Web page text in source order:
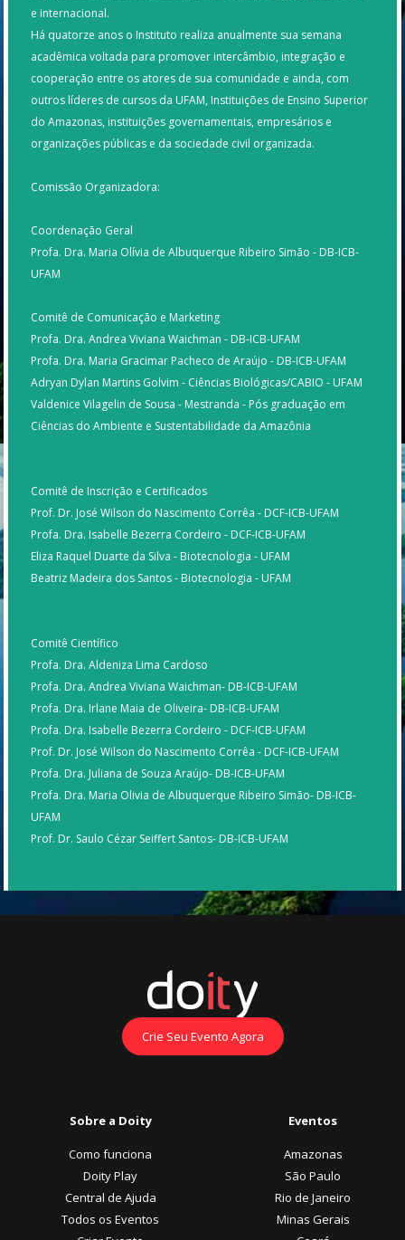
e internacional.
Há quatorze anos o Instituto realiza anualmente sua semana
acadêmica voltada para promover intercâmbio, integração e
cooperação entre os atores de sua comunidade e ainda, com
outros líderes de cursos da UFAM, Instituições de Ensino Superior
do Amazonas, instituições governamentais, empresários e
organizações públicas e da sociedade civil organizada.
Comissão Organizadora:
Coordenação Geral
Profa. Dra. Maria Olívia de Albuquerque Ribeiro Simão - DB-ICB-
UFAM
Comitê de Comunicação e Marketing
Profa. Dra. Andrea Viviana Waichman - DB-ICB-UFAM
Profa. Dra. Maria Gracimar Pacheco de Araújo - DB-ICB-UFAM
Adryan Dylan Martins Golvim - Ciências Biológicas/CABIO - UFAM
Valdenice Vilagelin de Sousa - Mestranda - Pós graduação em
Ciências do Ambiente e Sustentabilidade da Amazônia
Comitê de Inscrição e Certificados
Prof. Dr. José Wilson do Nascimento Corrêa - DCF-ICB-UFAM
Profa. Dra. Isabelle Bezerra Cordeiro - DCF-ICB-UFAM
Eliza Raquel Duarte da Silva - Biotecnologia - UFAM
Beatriz Madeira dos Santos - Biotecnologia - UFAM
Comitê Científico
Profa. Dra. Aldeniza Lima Cardoso
Profa. Dra. Andrea Viviana Waichman- DB-ICB-UFAM
Profa. Dra. Irlane Maia de Oliveira- DB-ICB-UFAM
Profa. Dra. Isabelle Bezerra Cordeiro - DCF-ICB-UFAM
Prof. Dr. José Wilson do Nascimento Corrêa - DCF-ICB-UFAM
Profa. Dra. Juliana de Souza Araújo- DB-ICB-UFAM
Profa. Dra. Maria Olivia de Albuquerque Ribeiro Simão- DB-ICB-
UFAM
Prof. Dr. Saulo Cézar Seiffert Santos- DB-ICB-UFAM
Crie Seu Evento Agora
Sobre a Doity
Como funciona
Doity Play
Central de Ajuda
Todos os Eventos
Eventos
Amazonas
São Paulo
Rio de Janeiro
Minas Gerais